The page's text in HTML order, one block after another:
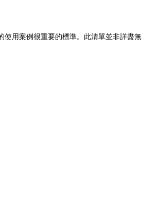
使用案例很重要的標準。此清單並非詳盡無